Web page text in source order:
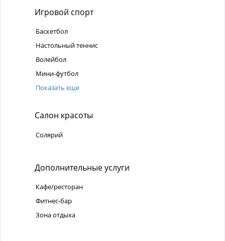
Игровой спорт
Баскетбол
Настольный теннис
Волейбол
Мини-футбол
Показать еще
Салон красоты
Солярий
Дополнительные услуги
Кафе/ресторан
Фитнес-бар
Зона отдыха